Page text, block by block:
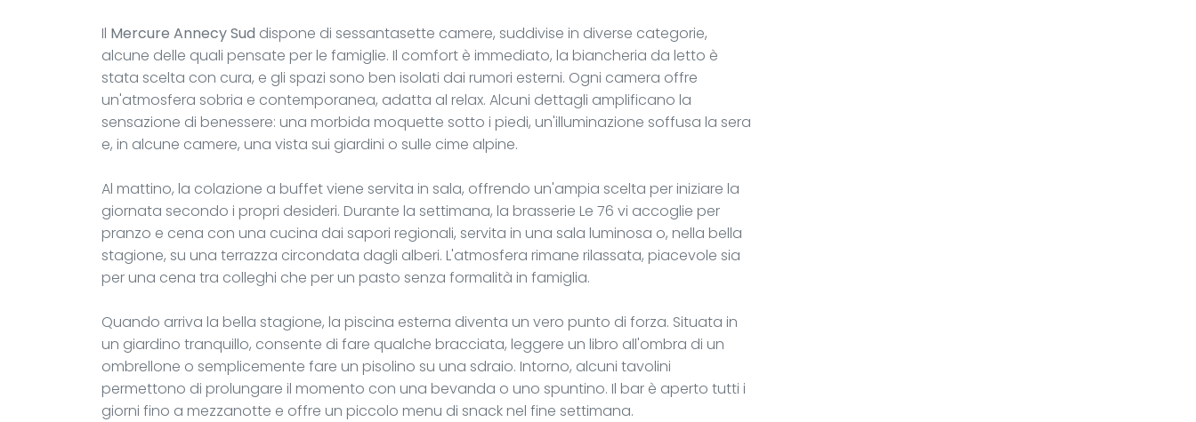
Il Mercure Annecy Sud dispone di sessantasette camere, suddivise in diverse categorie,
alcune delle quali pensate per le famiglie. Il comfort è immediato, la biancheria da letto è
stata scelta con cura, e gli spazi sono ben isolati dai rumori esterni. Ogni camera offre
un'atmosfera sobria e contemporanea, adatta al relax. Alcuni dettagli amplificano la
sensazione di benessere: una morbida moquette sotto i piedi, un'illuminazione soffusa la sera
e, in alcune camere, una vista sui giardini o sulle cime alpine.
Al mattino, la colazione a buffet viene servita in sala, offrendo un'ampia scelta per iniziare la
giornata secondo i propri desideri. Durante la settimana, la brasserie Le 76 vi accoglie per
pranzo e cena con una cucina dai sapori regionali, servita in una sala luminosa o, nella bella
stagione, su una terrazza circondata dagli alberi. L'atmosfera rimane rilassata, piacevole sia
per una cena tra colleghi che per un pasto senza formalità in famiglia.
Quando arriva la bella stagione, la piscina esterna diventa un vero punto di forza. Situata in
un giardino tranquillo, consente di fare qualche bracciata, leggere un libro all'ombra di un
ombrellone o semplicemente fare un pisolino su una sdraio. Intorno, alcuni tavolini
permettono di prolungare il momento con una bevanda o uno spuntino. Il bar è aperto tutti i
giorni fino a mezzanotte e offre un piccolo menu di snack nel fine settimana.